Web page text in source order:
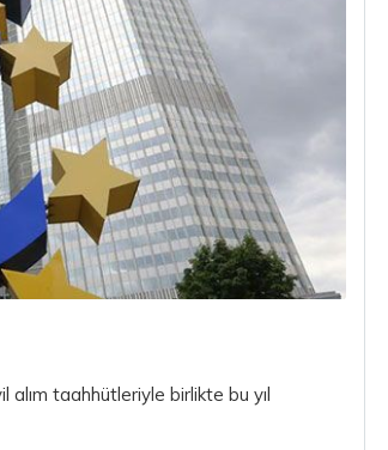
alım taahhütleriyle birlikte bu yıl